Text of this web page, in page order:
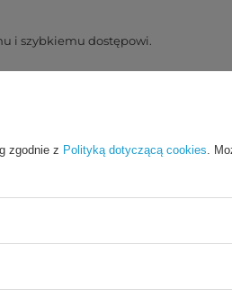
i szybkiemu dostępowi.
i wygoda noszenia.
zgodnie z Polityką dotyczącą cookies.